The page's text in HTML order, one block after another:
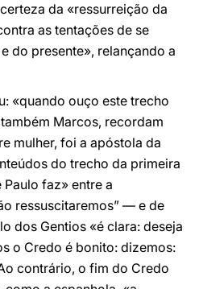
da «ressurreição da
as tentações de se
do presente», relançando a
«quando ouço este trecho
Marcos, recordam
mulher, foi a apóstola da
do trecho da primeira
faz» entre a
ressuscitaremos” — e de
dos Gentios «é clara: deseja
o Credo é bonito: dizemos:
contrário, o fim do Credo